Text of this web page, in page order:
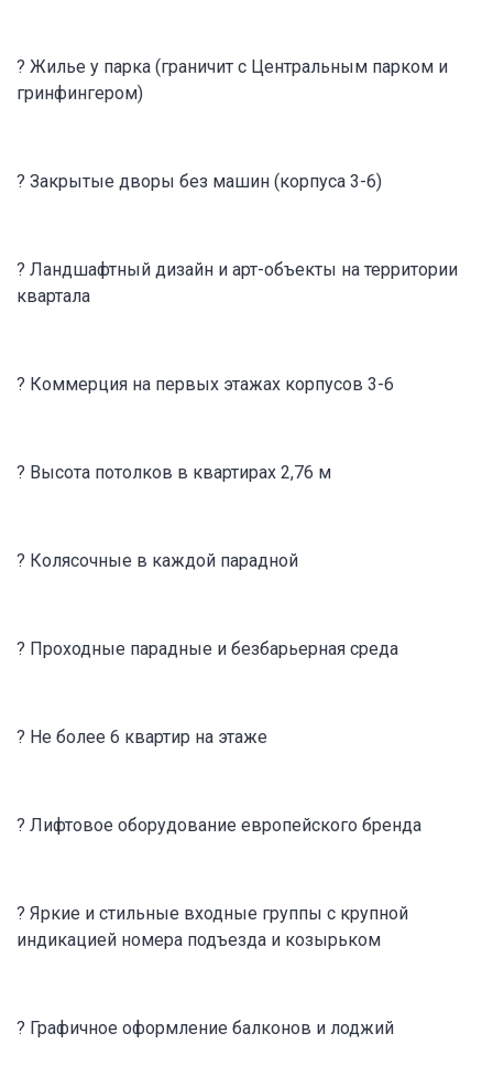
? Жилье у парка (граничит с Центральным парком и
гринфингером)
? Закрытые дворы без машин (корпуса 3-6)
? Ландшафтный дизайн и арт-объекты на территории
квартала
? Коммерция на первых этажах корпусов 3-6
? Высота потолков в квартирах 2,76 м
? Колясочные в каждой парадной
? Проходные парадные и безбарьерная среда
? Не более 6 квартир на этаже
? Лифтовое оборудование европейского бренда
? Яркие и стильные входные группы с крупной
индикацией номера подъезда и козырьком
? Графичное оформление балконов и лоджий